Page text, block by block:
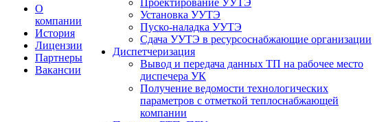
О
компании
История
Лицензии
Партнеры
Вакансии
Проектирование УУТЭ
Установка УУТЭ
Пуско-наладка УУТЭ
Сдача УУТЭ в ресурсоснабжающие организации
Диспетчеризация
Вывод и передача данных ТП на рабочее место
диспечера УК
Получение ведомости технологических
параметров с отметкой теплоснабжающей
компании